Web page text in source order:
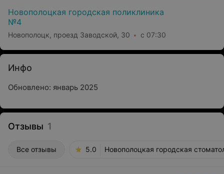
Новополоцкая городская поликлиника
№4
Новополоцк, проезд Заводской, 30 с 07:30
Инфо
Обновлено: январь 2025
Отзывы 1
Все отзывы 5.0 Новополоцкая городская